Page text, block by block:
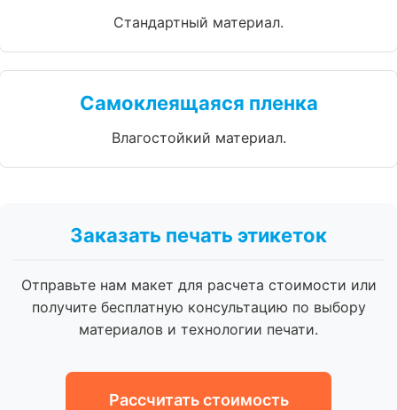
Стандартный материал.
Самоклеящаяся пленка
Влагостойкий материал.
Заказать печать этикеток
Отправьте нам макет для расчета стоимости или
получите бесплатную консультацию по выбору
материалов и технологии печати.
Рассчитать стоимость